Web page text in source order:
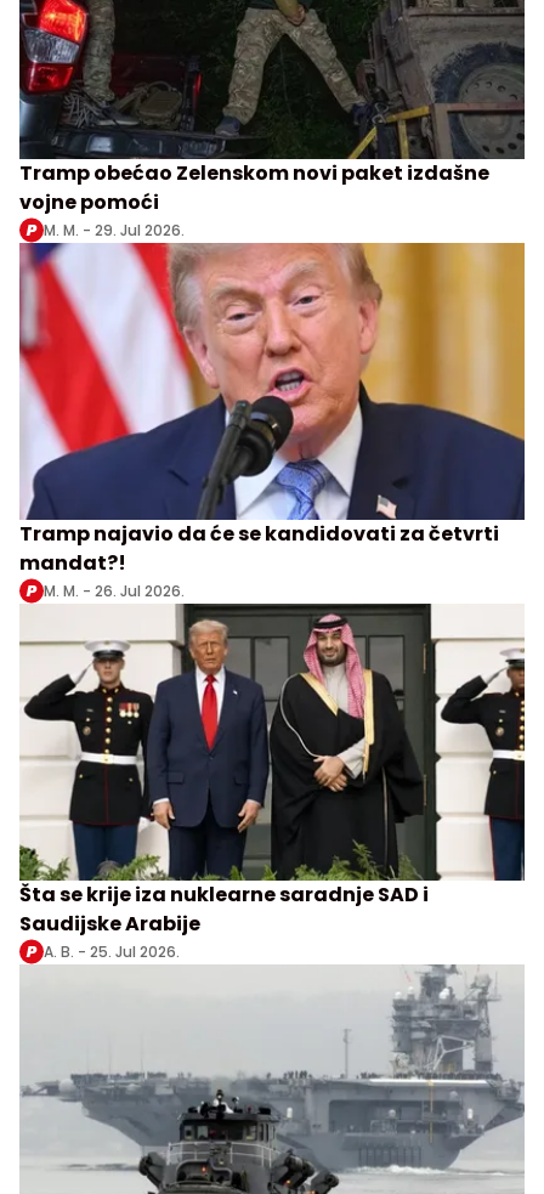
Tramp obećao Zelenskom novi paket izdašne
vojne pomoći
M. M. - 29. Jul 2026.
Tramp najavio da će se kandidovati za četvrti
mandat?!
M. M. - 26. Jul 2026.
Šta se krije iza nuklearne saradnje SAD i
Saudijske Arabije
A. B. - 25. Jul 2026.